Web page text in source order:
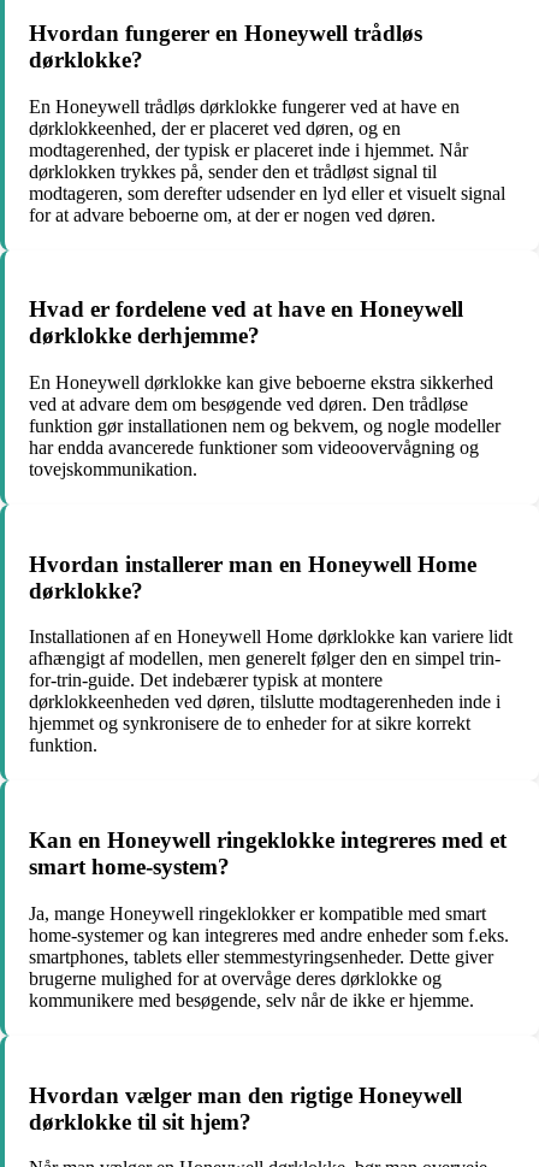
Hvordan fungerer en Honeywell trådløs
dørklokke?
En Honeywell trådløs dørklokke fungerer ved at have en
dørklokkeenhed, der er placeret ved døren, og en
modtagerenhed, der typisk er placeret inde i hjemmet. Når
dørklokken trykkes på, sender den et trådløst signal til
modtageren, som derefter udsender en lyd eller et visuelt signal
for at advare beboerne om, at der er nogen ved døren.
Hvad er fordelene ved at have en Honeywell
dørklokke derhjemme?
En Honeywell dørklokke kan give beboerne ekstra sikkerhed
ved at advare dem om besøgende ved døren. Den trådløse
funktion gør installationen nem og bekvem, og nogle modeller
har endda avancerede funktioner som videoovervågning og
tovejskommunikation.
Hvordan installerer man en Honeywell Home
dørklokke?
Installationen af en Honeywell Home dørklokke kan variere lidt
afhængigt af modellen, men generelt følger den en simpel trin-
for-trin-guide. Det indebærer typisk at montere
dørklokkeenheden ved døren, tilslutte modtagerenheden inde i
hjemmet og synkronisere de to enheder for at sikre korrekt
funktion.
Kan en Honeywell ringeklokke integreres med et
smart home-system?
Ja, mange Honeywell ringeklokker er kompatible med smart
home-systemer og kan integreres med andre enheder som f.eks.
smartphones, tablets eller stemmestyringsenheder. Dette giver
brugerne mulighed for at overvåge deres dørklokke og
kommunikere med besøgende, selv når de ikke er hjemme.
Hvordan vælger man den rigtige Honeywell
dørklokke til sit hjem?